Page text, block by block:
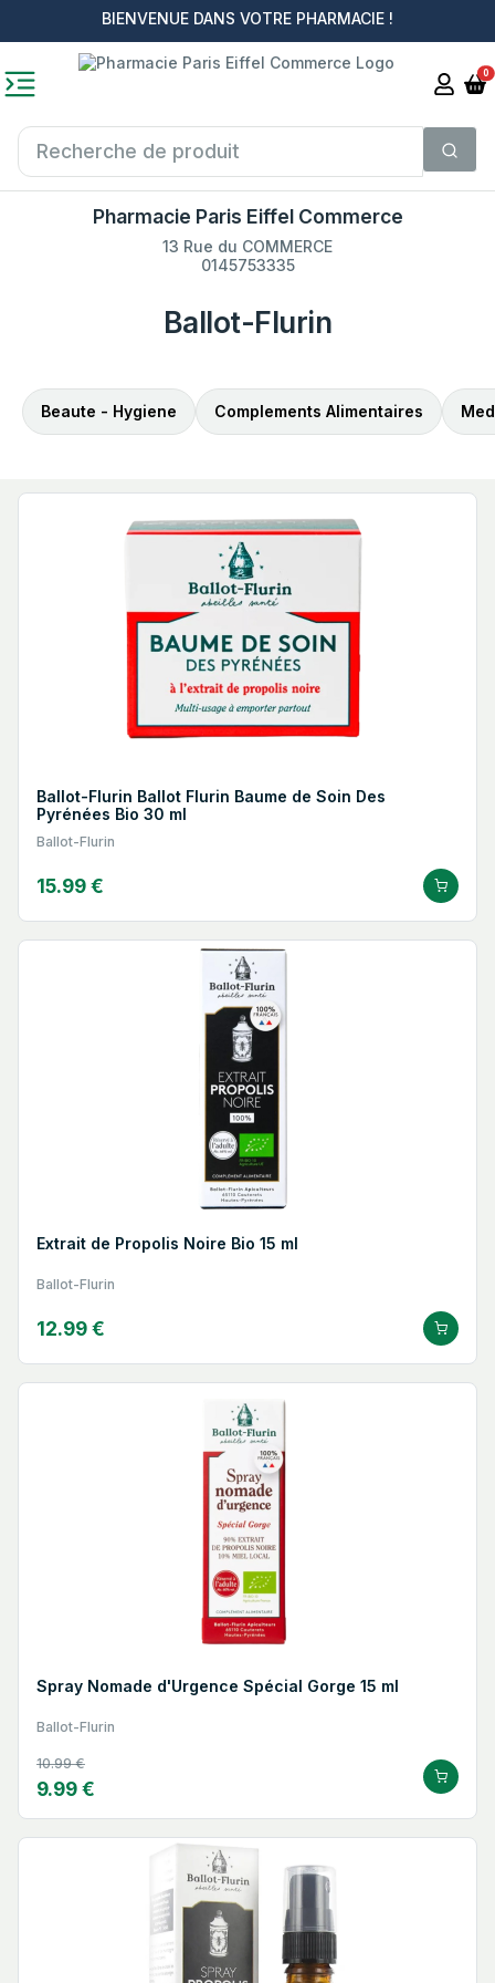
BIENVENUE DANS VOTRE PHARMACIE !
0
Pharmacie Paris Eiffel Commerce
13 Rue du COMMERCE
0145753335
Ballot-Flurin
Beaute - Hygiene Complements Alimentaires
Ballot-Flurin Ballot Flurin Baume de Soin Des
Pyrénées Bio 30 ml
Ballot-Flurin
15.99 €
Extrait de Propolis Noire Bio 15 ml
Ballot-Flurin
12.99 €
Spray Nomade d'Urgence Spécial Gorge 15 ml
Ballot-Flurin
10.99 €
9.99 €